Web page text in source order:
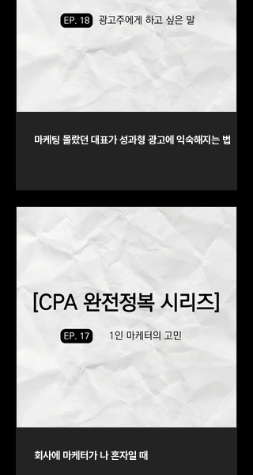
마케팅 몰랐던 대표가 성과형 광고에 익숙해지는 법
회사에 마케터가 나 혼자일 때